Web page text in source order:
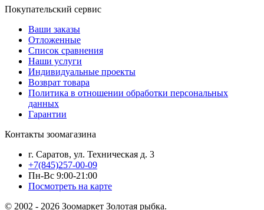
Покупательский сервис
Ваши заказы
Отложенные
Список сравнения
Наши услуги
Индивидуальные проекты
Возврат товара
Политика в отношении обработки персональных
данных
Гарантии
Контакты зоомагазина
г. Саратов, ул. Техническая д. 3
+7(845)257-00-09
Пн-Вс 9:00-21:00
Посмотреть на карте
© 2002 - 2026 Зоомаркет Золотая рыбка.